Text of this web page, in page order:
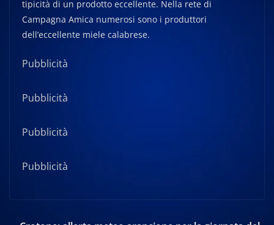
tipicità di un prodotto eccellente. Nella rete di
Campagna Amica numerosi sono i produttori
dell’eccellente miele calabrese.
Pubblicità
Pubblicità
Pubblicità
Pubblicità